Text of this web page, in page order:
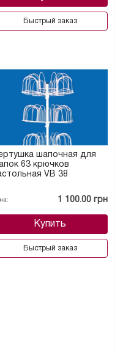
Быстрый заказ
шапочная для
63 крючков
VB 38
1 100.00 грн
Купить
Быстрый заказ